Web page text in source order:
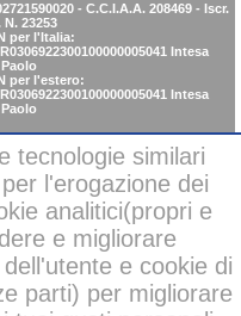
- C.C.I.A.A. 208469 - Iscr.
N. 23253
per l'Italia:
Intesa
per l'estero:
Intesa
line
tecnologie similari
l'erogazione dei
analitici(propri e
e migliorare
e cookie di
parti) per migliorare